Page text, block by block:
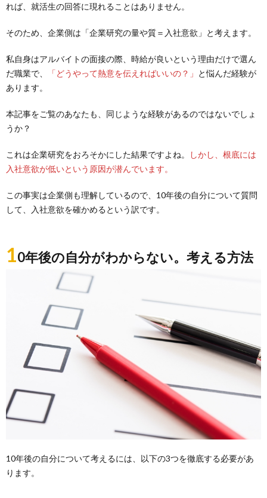
れば、就活生の回答に現れることはありません。
そのため、企業側は「企業研究の量や質＝入社意欲」と考えます。
私自身はアルバイトの面接の際、時給が良いという理由だけで選ん
だ職業で、
「どうやって熱意を伝えればいいの？」 と悩んだ経験が
あります。
本記事をご覧のあなたも、同じような経験があるのではないでしょ
うか？
これは企業研究をおろそかにした結果ですよね。
しかし、根底には
入社意欲が低いという原因が潜んでいます。
この事実は企業側も理解しているので、10年後の自分について質問
して、入社意欲を確かめるという訳です。
10年後の自分がわからない。考える方法
10年後の自分について考えるには、以下の3つを徹底する必要があ
ります。